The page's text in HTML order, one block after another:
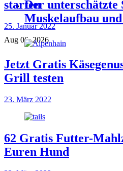
Der unterschätzte
Muskelaufbau
Aug 06, 2026
starten
25. Januar 2022
Jetzt Gratis
Grill testen
23. März 2022
62 Gratis Futter-
Euren Hund